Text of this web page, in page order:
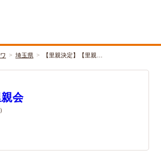
埼玉県 【里親決定】【里親…
会